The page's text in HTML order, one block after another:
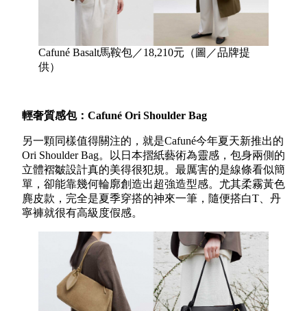
Cafuné Basalt馬鞍包／18,210元（圖／品牌提
供）
輕奢質感包：Cafuné Ori Shoulder Bag
另一顆同樣值得關注的，就是Cafuné今年夏天新推出的
Ori Shoulder Bag。以日本摺紙藝術為靈感，包身兩側的
立體褶皺設計真的美得很犯規。最厲害的是線條看似簡
單，卻能靠幾何輪廓創造出超強造型感。尤其柔霧黃色
麂皮款，完全是夏季穿搭的神來一筆，隨便搭白T、丹
寧褲就很有高級度假感。